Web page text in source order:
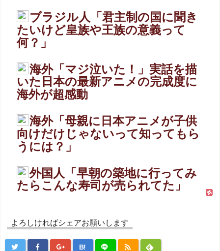
ブラジル人「君主制の国に聞き
たいけど皇族や王族の意義って
何？」
海外「マジ泣いた！」実話を描
いた日本の最新アニメの完成度に
海外が超感動
海外「母親に日本アニメが子供
向けだけじゃないって知ってもら
うには？」
外国人「早朝の築地に行ってみ
たらこんな寿司が売られてた」
よろしければシェアお願いします
B!